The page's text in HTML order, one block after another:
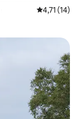
Priemerné
4,71 (14)